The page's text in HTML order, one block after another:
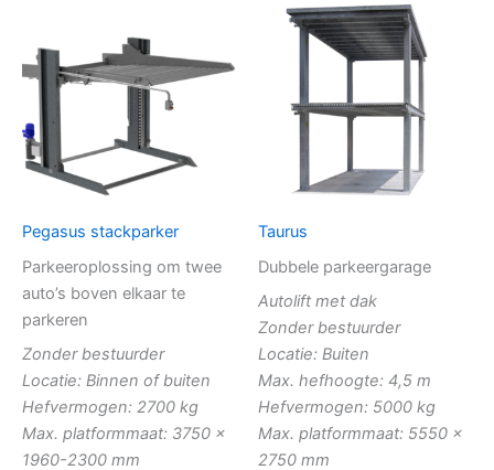
Pegasus stackparker
Parkeeroplossing om twee
auto’s boven elkaar te
parkeren
Zonder bestuurder
Locatie: Binnen of buiten
Hefvermogen: 2700 kg
Max. platformmaat: 3750 x
1960-2300 mm
Taurus
Dubbele parkeergarage
Autolift met dak
Zonder bestuurder
Locatie: Buiten
Max. hefhoogte: 4,5 m
Hefvermogen: 5000 kg
Max. platformmaat: 5550 x
2750 mm